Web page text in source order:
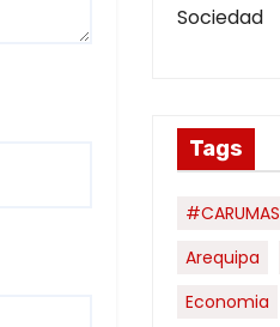
Sociedad
Tags
#CARUMAS
Arequipa
Economia